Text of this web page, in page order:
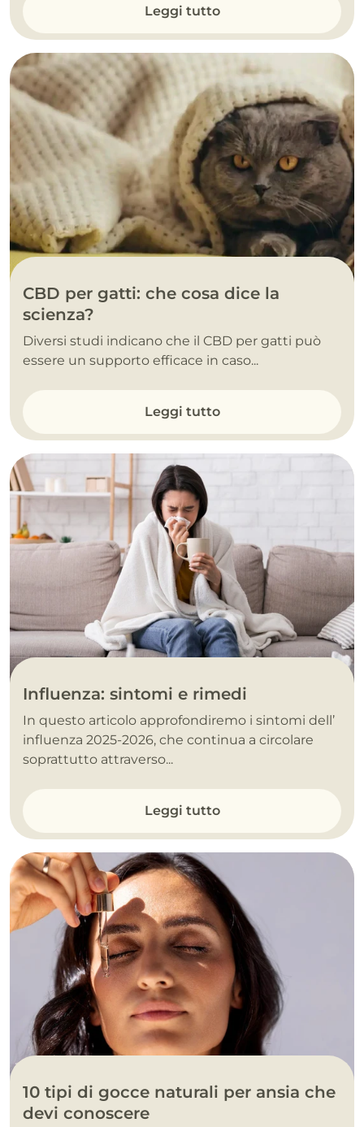
Leggi tutto
CBD per gatti: che cosa dice la
scienza?
Diversi studi indicano che il CBD per gatti può
essere un supporto efficace in caso...
Leggi tutto
Influenza: sintomi e rimedi
In questo articolo approfondiremo i sintomi dell’
influenza 2025-2026, che continua a circolare
soprattutto attraverso...
Leggi tutto
10 tipi di gocce naturali per ansia che
devi conoscere